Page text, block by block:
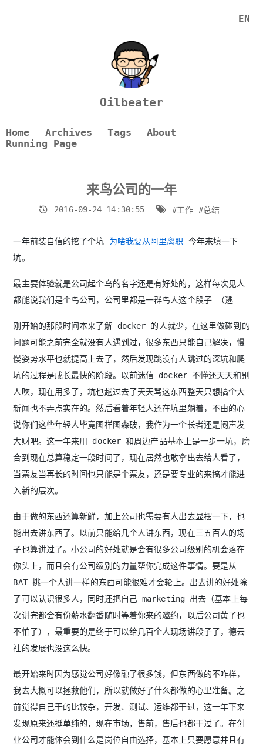
Oilbeater
Home Archives Tags
About
Running Page
来鸟公司的一年
2016-09-24 14:30:55 #工作 #总结
一年前装自信的挖了个坑 为啥我要从阿里离职 今年来填一下
坑。
最主要体验就是公司起个鸟的名字还是有好处的，这样每次见人
都能说我们是个鸟公司，公司里都是一群鸟人这个段子 （逃
刚开始的那段时间本来了解 docker 的人就少，在这里做碰到的
问题可能之前完全就没有人遇到过，很多东西只能自己解决，慢
慢姿势水平也就提高上去了，然后发现跳没有人跳过的深坑和爬
坑的过程是成长最快的阶段。以前迷信 docker 不懂还天天和别
人吹，现在用多了，坑也趟过去了天天骂这东西整天只想搞个大
新闻也不弄点实在的。然后看着年轻人还在坑里躺着，不由的心
说你们这些年轻人毕竟图样图森破，我作为一个长者还是闷声发
大财吧。这一年来用 docker 和周边产品基本上是一步一坑，磨
合到现在总算稳定一段时间了，现在居然也敢拿出去给人看了，
当票友当再长的时间也只能是个票友，还是要专业的来搞才能进
入新的层次。
由于做的东西还算新鲜，加上公司也需要有人出去显摆一下，也
能出去讲东西了。以前只能给几个人讲东西，现在三五百人的场
子也算讲过了。小公司的好处就是会有很多公司级别的机会落在
你头上，而且会有公司级别的力量帮你完成这件事情。要是从
BAT 挑一个人讲一样的东西可能很难才会轮上。出去讲的好处除
了可以认识很多人，同时还把自己 marketing 出去（基本上每
次讲完都会有份薪水翻番随时等着你来的邀约，以后公司黄了也
不怕了），最重要的是终于可以给几百个人现场讲段子了，德云
社的发展也没这么快。
最开始来时因为感觉公司好像融了很多钱，但东西做的不咋样，
我去大概可以拯救他们，所以就做好了什么都做的心里准备。之
前觉得自己干的比较杂，开发、测试、运维都干过，这一年下来
发现原来还挺单纯的，现在市场，售前，售后也都干过了。在创
业公司才能体会到什么是岗位自由选择，基本上只要愿意并且有
EN